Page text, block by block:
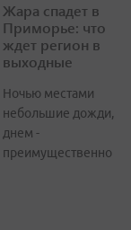
Жара спадет в
Приморье: что
ждет регион в
выходные
Ночью местами
небольшие дожди,
днем -
преимущественно